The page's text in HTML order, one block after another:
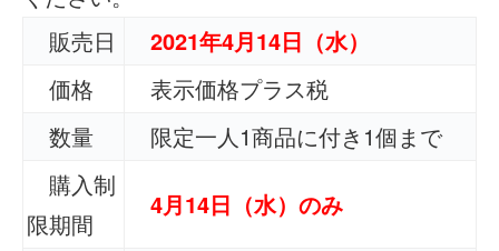
販売日
2021年4月14日（水）
価格
表示価格プラス税
数量
限定一人1商品に付き1個まで
購入制
限期間
4月14日（水）のみ